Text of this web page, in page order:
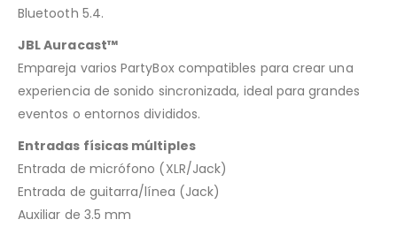
Bluetooth 5.4.
JBL Auracast™
Empareja varios PartyBox compatibles para crear una
experiencia de sonido sincronizada, ideal para grandes
eventos o entornos divididos.
Entradas físicas múltiples
Entrada de micrófono (XLR/Jack)
Entrada de guitarra/línea (Jack)
Auxiliar de 3.5 mm